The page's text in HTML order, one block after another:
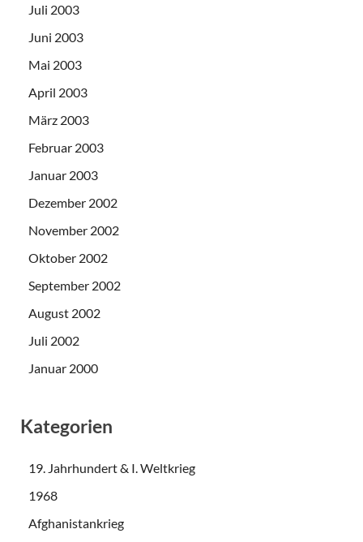
Juli 2003
Juni 2003
Mai 2003
April 2003
März 2003
Februar 2003
Januar 2003
Dezember 2002
November 2002
Oktober 2002
September 2002
August 2002
Juli 2002
Januar 2000
Kategorien
19. Jahrhundert & I. Weltkrieg
1968
Afghanistankrieg